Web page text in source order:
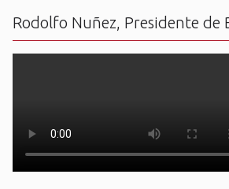
Rodolfo Nuñez, Presidente de